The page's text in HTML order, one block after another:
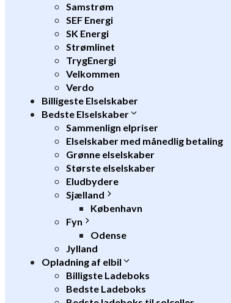
Samstrøm
SEF Energi
SK Energi
Strømlinet
TrygEnergi
Velkommen
Verdo
Billigeste Elselskaber
Bedste Elselskaber
Sammenlign elpriser
Elselskaber med månedlig betaling
Grønne elselskaber
Største elselskaber
Eludbydere
Sjælland
København
Fyn
Odense
Jylland
Opladning af elbil
Billigste Ladeboks
Bedste Ladeboks